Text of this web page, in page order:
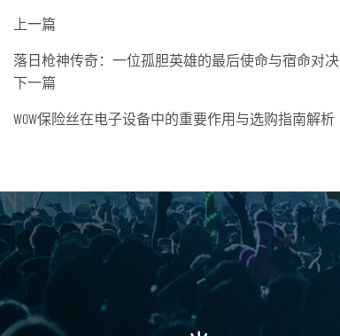
上一篇
落日枪神传奇：一位孤胆英雄的最后使命与宿命对决
下一篇
WOW保险丝在电子设备中的重要作用与选购指南解析